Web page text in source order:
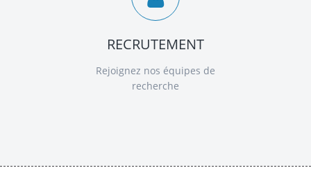
RECRUTEMENT
Rejoignez nos équipes de
recherche